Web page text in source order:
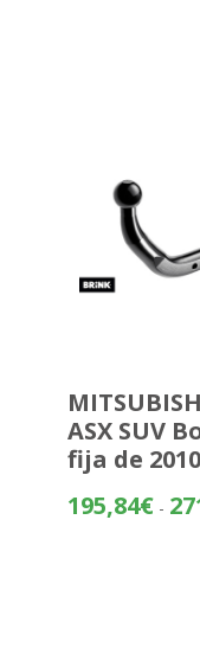
ASX SUV
fija de
195,84€ -